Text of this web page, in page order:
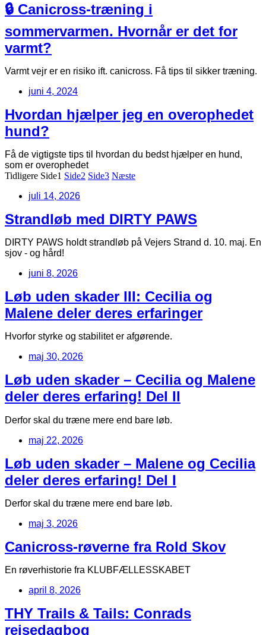
🔒 Canicross-træning i
sommervarmen. Hvornår er det for
varmt?
Varmt vejr er en risiko ift. canicross. Få tips til sikker træning.
juni 4, 2024
Hvordan hjælper jeg en overophedet
hund?
Få de vigtigste tips til hvordan du bedst hjælper en hund,
som er overophedet
Tidligere Side1 Side2 Side3 Næste
juli 14, 2026
Strandløb med DIRTY PAWS
DIRTY PAWS holdt strandløb på Vejers Strand d. 10. maj. En
sjov - og hård!
juni 8, 2026
Løb uden skader III: Cecilia og
Malene deler deres erfaringer
Hvorfor styrke og stabilitet er afgørende.
maj 30, 2026
Løb uden skader – Cecilia og Malene
deler deres erfaring! Del II
Derfor skal du træne mere end bare løb.
maj 22, 2026
Løb uden skader – Malene og Cecilia
deler deres erfaring! Del I
Derfor skal du træne mere end bare løb.
maj 3, 2026
Canicross-røverne fra Rold Skov
En røverhistorie fra KLUBFÆLLESSKABET
april 8, 2026
THY Trails & Tails: Conrads
rejsedagbog